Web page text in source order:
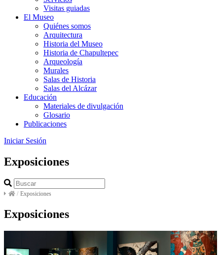
Visitas guiadas
El Museo
Quiénes somos
Arquitectura
Historia del Museo
Historia de Chapultepec
Arqueología
Murales
Salas de Historia
Salas del Alcázar
Educación
Materiales de divulgación
Glosario
Publicaciones
Iniciar Sesión
Exposiciones
/ Exposiciones
Exposiciones